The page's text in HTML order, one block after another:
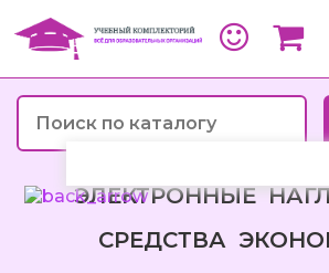
ЭЛЕКТРОННЫЕ
СРЕДСТВА